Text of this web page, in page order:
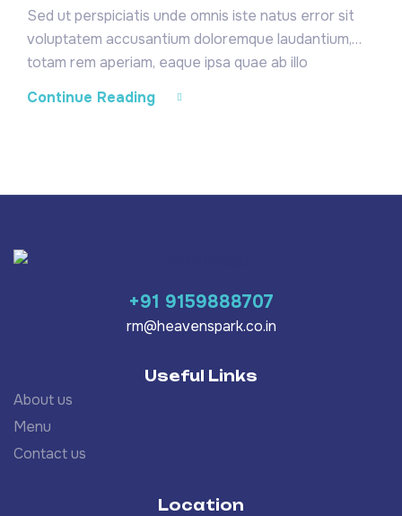
Sed ut perspiciatis unde omnis iste natus error sit
voluptatem accusantium doloremque laudantium,
totam rem aperiam, eaque ipsa quae ab illo
inventore veritatis et quasi architecto beatae vitae
dicta sunt explicabo. Nemo enim ipsam voluptatem
Continue Reading
Useful Links
About us
Menu
Contact us
+91 9159888707
rm@heavenspark.co.in
Location